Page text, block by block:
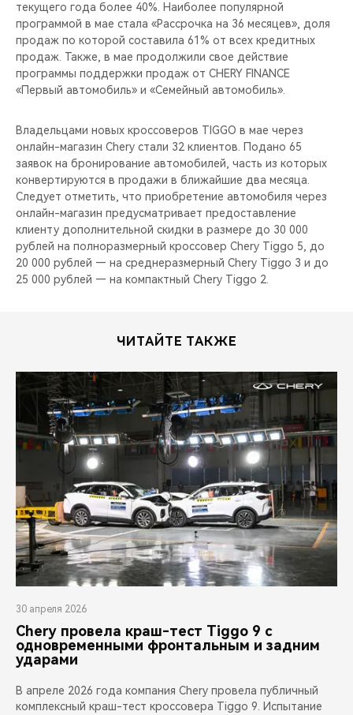
текущего года более 40%. Наиболее популярной
программой в мае стала «Рассрочка на 36 месяцев», доля
продаж по которой составила 61% от всех кредитных
продаж. Также, в мае продолжили свое действие
программы поддержки продаж от CHERY FINANCE
«Первый автомобиль» и «Семейный автомобиль».
Владельцами новых кроссоверов TIGGO в мае через
онлайн-магазин Chery стали 32 клиентов. Подано 65
заявок на бронирование автомобилей, часть из которых
конвертируются в продажи в ближайшие два месяца.
Следует отметить, что приобретение автомобиля через
онлайн-магазин предусматривает предоставление
клиенту дополнительной скидки в размере до 30 000
рублей на полноразмерный кроссовер Chery Tiggo 5, до
20 000 рублей — на среднеразмерный Chery Tiggo 3 и до
25 000 рублей — на компактный Chery Tiggo 2.
ЧИТАЙТЕ ТАКЖЕ
30 апреля 2026
Chery провела краш-тест Tiggo 9 с
одновременными фронтальным и задним
ударами
В апреле 2026 года компания Chery провела публичный
комплексный краш-тест кроссовера Tiggo 9. Испытание